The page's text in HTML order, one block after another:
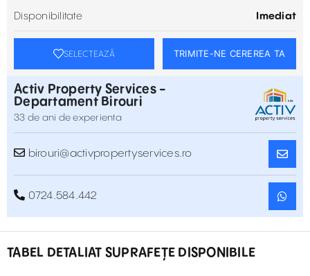
Disponibilitate Imediat
SELECTEAZĂ TRIMITE-NE CEREREA TA
Activ Property Services -
Departament Birouri
33 de ani de experienta
birouri@activpropertyservices.ro
0724.584.442
TABEL DETALIAT SUPRAFEȚE DISPONIBILE